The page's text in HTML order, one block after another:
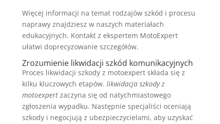
Więcej informacji na temat rodzajów szkód i procesu
naprawy znajdziesz w naszych materiałach
edukacyjnych. Kontakt z ekspertem MotoExpert
ułatwi doprecyzowanie szczegółów.
Zrozumienie likwidacji szkód komunikacyjnych
Proces likwidacji szkody z motoexpert składa się z
kilku kluczowych etapów. likwidacja szkody z
motoexpertzaczyna się od natychmiastowego
zgłoszenia wypadku. Następnie specjaliści oceniają
szkody i negocjują z ubezpieczycielami, aby uzyskać